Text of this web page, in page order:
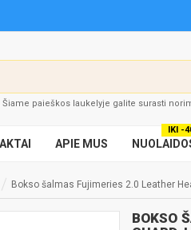
Šiame paieškos laukelyje galite surasti
APIE MUS
IKI -
Bokso šalmas Fujimeries 2.0 Leather
BOKSO